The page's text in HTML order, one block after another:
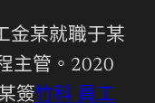
某就職于某
主管。2020
簽竹科 員工